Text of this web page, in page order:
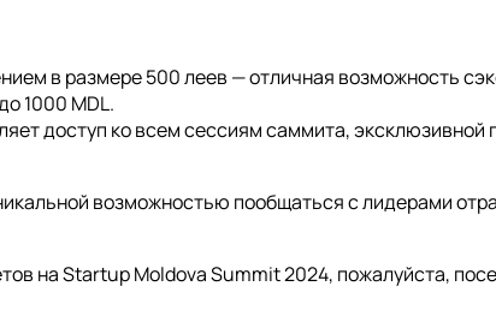
в размере 500 леев — отличная возможность
1000 MDL.
доступ ко всем сессиям саммита,
возможностью пообщаться с лидерами
на Startup Moldova Summit 2024, пожалуйста,